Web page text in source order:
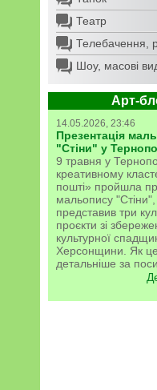
Театр
Телебачення,
Шоу, масові
Арт-
14.05.2026, 23:46
Презентація
"Стіни" у
9 травня у
креативному
пошті» пройшла
мальопису
представив три
проєкти зі
культурної
Херсонщини. Як
детальніше за